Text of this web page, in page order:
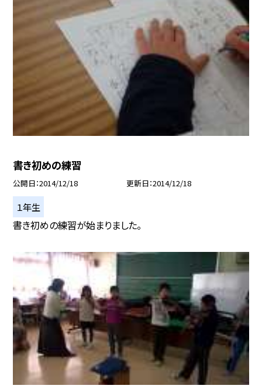
書き初めの練習
公開日 2014/12/18 更新日 2014/12/18
１年生
書き初めの練習が始まりました。